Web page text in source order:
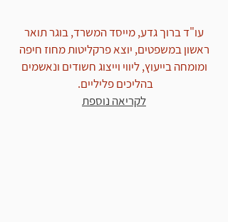
עו"ד ברוך גדע, מייסד המשרד, בוגר תואר
ראשון במשפטים, יוצא פרקליטות מחוז חיפה
ומומחה בייעוץ, ליווי וייצוג חשודים ונאשמים
בהליכים פליליים.
לקריאה נוספת